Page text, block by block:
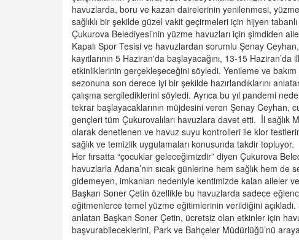
havuzlarda, boru ve kazan dairelerinin yenilenmesi, yüzme
sağlıklı bir şekilde güzel vakit geçirmeleri için hijyen
Çukurova Belediyesi’nin yüzme havuzları için şimdiden
Kapalı Spor Tesisi ve havuzlardan sorumlu Şenay
kayıtlarının 5 Haziran'da başlayacağını, 13-15
etkinliklerinin gerçekleşeceğini söyledi. Yenileme ve
sezonuna son derece iyi bir şekilde hazırlandıklarını
çalışma sergilediklerini söyledi. Ayrıca bu yıl pandemi
tekrar başlayacaklarının müjdesini veren Şenay Ceyhan,
gençleri tüm Çukurovalıları havuzlara davet etti. İl sağlık
olarak denetlenen ve havuz suyu kontrolleri ile klor
sağlık ve temizlik uygulamaları konusunda takdir topluyor.
Her fırsatta “çocuklar geleceğimizdir” diyen Çukurova
havuzlarla Adana’nın sıcak günlerine hem sağlık hem de
gidemeyen, imkanları nedeniyle kentimizde kalan aileler
Başkan Soner Çetin özellikle bu havuzlarda sadece
eğitmenlerce temel yüzme eğitimlerinin verildiğini açıkladı.
anlatan Başkan Soner Çetin, ücretsiz olan etkinler için
başvurabileceklerini, Park ve Bahçeler Müdürlüğü’nü